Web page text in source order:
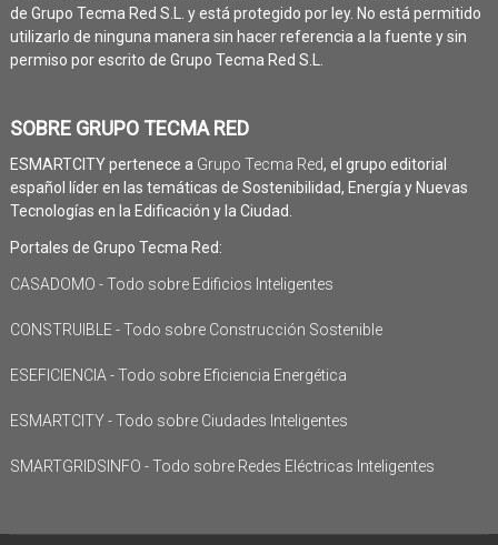
de Grupo Tecma Red S.L. y está protegido por ley. No está permitido
utilizarlo de ninguna manera sin hacer referencia a la fuente y sin
permiso por escrito de Grupo Tecma Red S.L.
SOBRE GRUPO TECMA RED
ESMARTCITY pertenece a Grupo Tecma Red, el grupo editorial
español líder en las temáticas de Sostenibilidad, Energía y Nuevas
Tecnologías en la Edificación y la Ciudad.
Portales de Grupo Tecma Red:
CASADOMO - Todo sobre Edificios Inteligentes
CONSTRUIBLE - Todo sobre Construcción Sostenible
ESEFICIENCIA - Todo sobre Eficiencia Energética
ESMARTCITY - Todo sobre Ciudades Inteligentes
SMARTGRIDSINFO - Todo sobre Redes Eléctricas Inteligentes